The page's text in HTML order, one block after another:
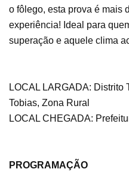
o fôlego, esta prova é mais
experiência! Ideal para
superação e aquele clima
LOCAL LARGADA: Distrito
Tobias, Zona Rural
LOCAL CHEGADA:
PROGRAMAÇÃO